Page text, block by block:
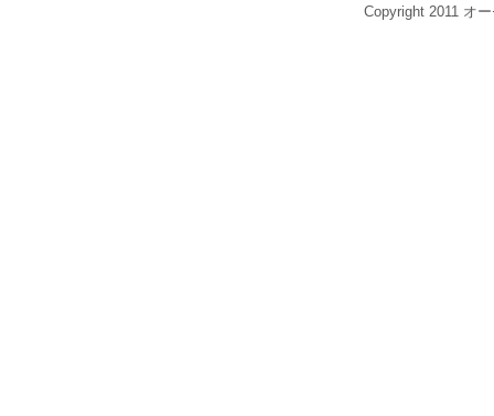
Copyright 2011 オ